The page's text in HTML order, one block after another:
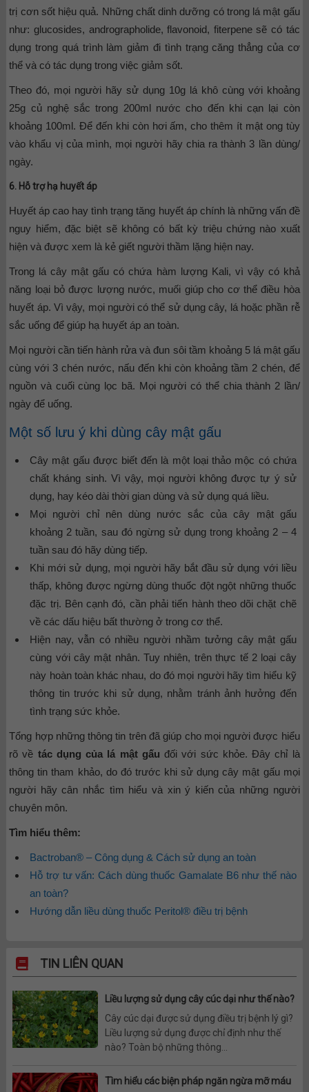
trị cơn sốt hiệu quả. Những chất dinh dưỡng có trong lá mật gấu
như: glucosides, andrographolide, flavonoid, fiterpene sẽ có tác
dụng trong quá trình làm giảm đi tình trạng căng thẳng của cơ
thể và có tác dụng trong việc giảm sốt.
Theo đó, mọi người hãy sử dụng 10g lá khô cùng với khoảng
25g củ nghệ sắc trong 200ml nước cho đến khi cạn lại còn
khoảng 100ml. Để đến khi còn hơi ấm, cho thêm ít mật ong tùy
vào khẩu vị của mình, mọi người hãy chia ra thành 3 lần dùng/
ngày.
6. Hỗ trợ hạ huyết áp
Huyết áp cao hay tình trạng tăng huyết áp chính là những vấn đề
nguy hiểm, đặc biệt sẽ không có bất kỳ triệu chứng nào xuất
hiện và được xem là kẻ giết người thầm lặng hiện nay.
Trong lá cây mật gấu có chứa hàm lượng Kali, vì vậy có khả
năng loại bỏ được lượng nước, muối giúp cho cơ thể điều hòa
huyết áp. Vì vậy, mọi người có thể sử dụng cây, lá hoặc phần rễ
sắc uống để giúp hạ huyết áp an toàn.
Mọi người cần tiến hành rửa và đun sôi tầm khoảng 5 lá mật gấu
cùng với 3 chén nước, nấu đến khi còn khoảng tầm 2 chén, để
nguồn và cuối cùng lọc bã. Mọi người có thể chia thành 2 lần/
ngày để uống.
Một số lưu ý khi dùng cây mật gấu
Cây mật gấu được biết đến là một loại thảo mộc có chứa
chất kháng sinh. Vì vậy, mọi người không được tự ý sử
dụng, hay kéo dài thời gian dùng và sử dụng quá liều.
Mọi người chỉ nên dùng nước sắc của cây mật gấu
khoảng 2 tuần, sau đó ngừng sử dụng trong khoảng 2 – 4
tuần sau đó hãy dùng tiếp.
Khi mới sử dụng, mọi người hãy bắt đầu sử dụng với liều
thấp, không được ngừng dùng thuốc đột ngột những thuốc
đặc trị. Bên cạnh đó, cần phải tiến hành theo dõi chặt chẽ
về các dấu hiệu bất thường ở trong cơ thể.
Hiện nay, vẫn có nhiều người nhầm tưởng cây mật gấu
cùng với cây mật nhân. Tuy nhiên, trên thực tế 2 loại cây
này hoàn toàn khác nhau, do đó mọi người hãy tìm hiểu kỹ
thông tin trước khi sử dụng, nhằm tránh ảnh hưởng đến
tình trạng sức khỏe.
Tổng hợp những thông tin trên đã giúp cho mọi người được hiểu
rõ về tác dụng của lá mật gấu đối với sức khỏe. Đây chỉ là
thông tin tham khảo, do đó trước khi sử dụng cây mật gấu mọi
người hãy cân nhắc tìm hiểu và xin ý kiến của những người
chuyên môn.
Tìm hiểu thêm:
Bactroban® – Công dụng & Cách sử dụng an toàn
Hỗ trợ tư vấn: Cách dùng thuốc Gamalate B6 như thế nào
an toàn?
Hướng dẫn liều dùng thuốc Peritol® điều trị bệnh
TIN LIÊN QUAN
Liều lượng sử dụng cây cúc dại như thế nào?
Cây cúc dại được sử dụng điều trị bệnh lý gì?
Liều lượng sử dụng được chỉ định như thế
nào? Toàn bộ những thông...
Tìm hiểu các biện pháp ngăn ngừa mỡ máu